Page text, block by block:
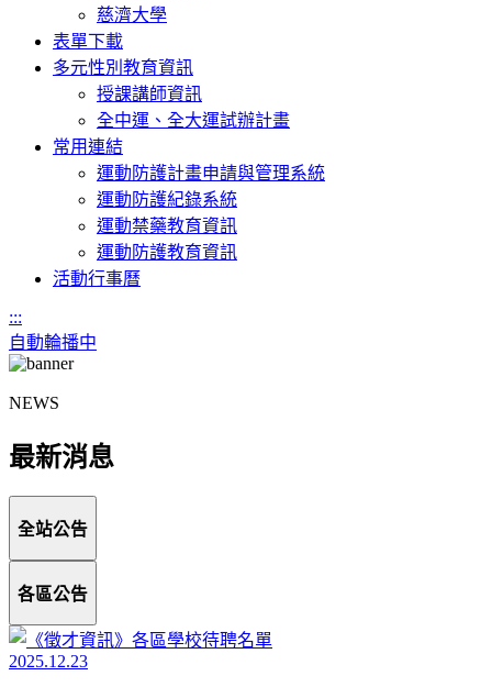
慈濟大學
表單下載
多元性別教育資訊
授課講師資訊
全中運、全大運試辦計畫
常用連結
運動防護計畫申請與管理系統
運動防護紀錄系統
運動禁藥教育資訊
運動防護教育資訊
活動行事曆
:::
自動輪播中
NEWS
最新消息
全站公告
各區公告
2025.12.23